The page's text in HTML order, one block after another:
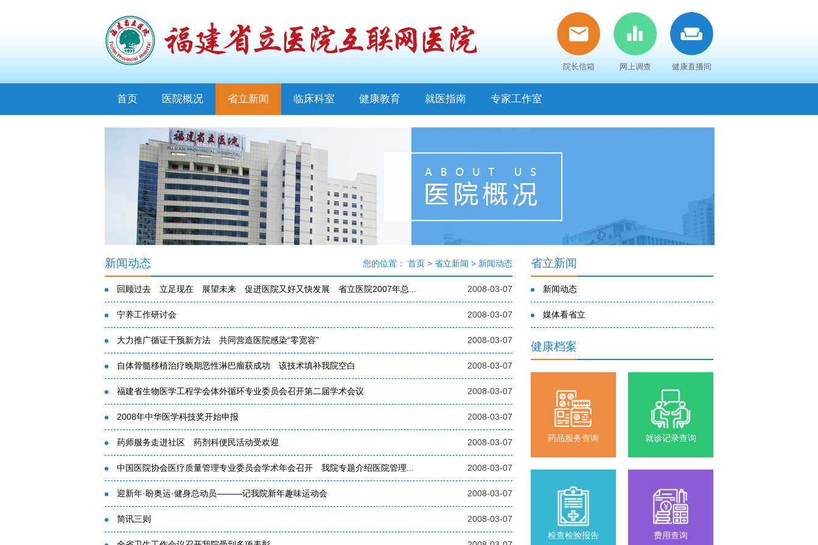
健康直播间
网上调查
院长信箱
首页 医院概况 省立新闻 临床科室 健康教育 就医指南 专家工作室
新闻动态 您的位置： 首页 > 省立新闻 > 新闻动态
回顾过去 立足现在 展望未来 促进医院又好又快发展 省立医院2007年总... 2008-03-07
宁养工作研讨会 2008-03-07
大力推广循证干预新方法 共同营造医院感染“零宽容” 2008-03-07
自体骨髓移植治疗晚期恶性淋巴瘤获成功 该技术填补我院空白 2008-03-07
福建省生物医学工程学会体外循环专业委员会召开第二届学术会议 2008-03-07
2008年中华医学科技奖开始申报 2008-03-07
药师服务走进社区 药剂科便民活动受欢迎 2008-03-07
中国医院协会医疗质量管理专业委员会学术年会召开 我院专题介绍医院管理... 2008-03-07
迎新年·盼奥运·健身总动员———记我院新年趣味运动会 2008-03-07
简讯三则 2008-03-07
省立新闻
新闻动态
媒体看省立
健康档案
药品服务查询 就诊记录查询
检查检验报告 费用查询